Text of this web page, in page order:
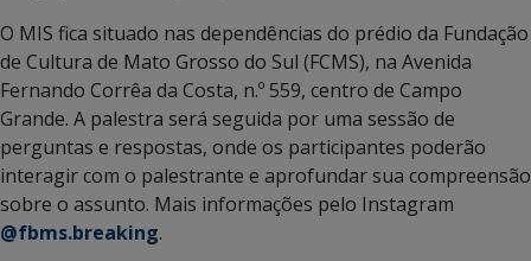
O MIS fica situado nas dependências do prédio da Fundação
de Cultura de Mato Grosso do Sul (FCMS), na Avenida
Fernando Corrêa da Costa, n.º 559, centro de Campo
Grande. A palestra será seguida por uma sessão de
perguntas e respostas, onde os participantes poderão
interagir com o palestrante e aprofundar sua compreensão
sobre o assunto. Mais informações pelo Instagram
@fbms.breaking.